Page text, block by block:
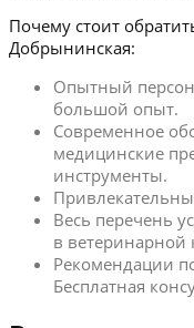
Почему стоит
Добрынинская:
Опытный
большой опыт.
Современное
медицинские
инструменты.
Весь перечень
в ветеринарной
Рекомендации
Бесплатная